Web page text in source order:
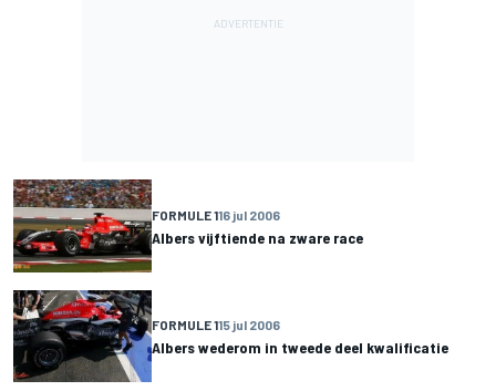
FORMULE 116 jul 2006
Albers vijftiende na zware race
FORMULE 115 jul 2006
Albers wederom in tweede deel kwalificatie